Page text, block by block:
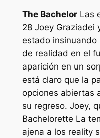
The BachelorLas
28 Joey Graziadei
estado insinuando
de realidad en el
aparición en un
está claro que la
opciones abiertas
su regreso. Joey,
Bachelorette La
ajena a los reality